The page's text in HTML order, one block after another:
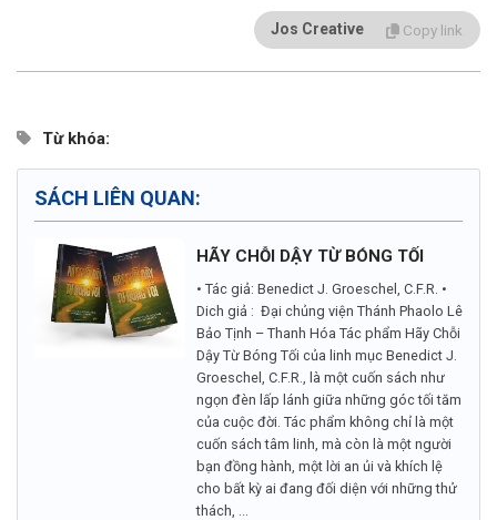
Jos Creative Copy link
Từ khóa:
SÁCH LIÊN QUAN:
HÃY CHỖI DẬY TỪ BÓNG TỐI
• Tác giả: Benedict J. Groeschel, C.F.R. •
Dich giả : Đại chủng viện Thánh Phaolo Lê
Bảo Tịnh – Thanh Hóa Tác phẩm Hãy Chỗi
Dậy Từ Bóng Tối của linh mục Benedict J.
Groeschel, C.F.R., là một cuốn sách như
ngọn đèn lấp lánh giữa những góc tối tăm
của cuộc đời. Tác phẩm không chỉ là một
cuốn sách tâm linh, mà còn là một người
bạn đồng hành, một lời an ủi và khích lệ
cho bất kỳ ai đang đối diện với những thử
thách, ...